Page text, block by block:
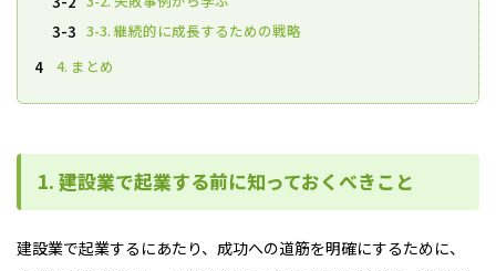
3-3 3-3. 継続的に成長するための戦略
4
4. まとめ
1. 建設業で起業する前に知っておくべきこと
建設業で起業するにあたり、成功への道筋を明確にするために、